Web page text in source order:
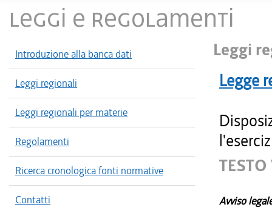
LEGGI E REGOLAMENTI
Introduzione alla banca dati
Leggi regionali
Leggi regionali per materie
Regolamenti
Ricerca cronologica fonti normative
Contatti
Leggi
Legge
Avviso